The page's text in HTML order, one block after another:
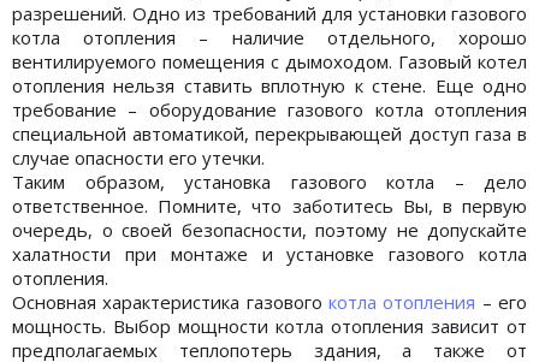
разрешений. Одно из требований для установки газового
котла отопления – наличие отдельного, хорошо
вентилируемого помещения с дымоходом. Газовый котел
отопления нельзя ставить вплотную к стене. Еще одно
требование – оборудование газового котла отопления
специальной автоматикой, перекрывающей доступ газа в
случае опасности его утечки.
Таким образом, установка газового котла – дело
ответственное. Помните, что заботитесь Вы, в первую
очередь, о своей безопасности, поэтому не допускайте
халатности при монтаже и установке газового котла
отопления.
Основная характеристика газового котла отопления – его
мощность. Выбор мощности котла отопления зависит от
предполагаемых теплопотерь здания, а также от